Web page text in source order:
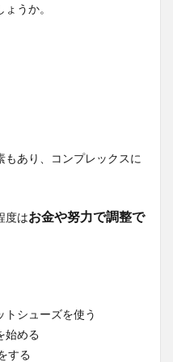
うか。
もあり、コンプレックスに
度はお金や努力で調整で
トシューズを使う
始める
する